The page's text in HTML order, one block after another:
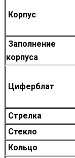
Корпус
Заполнение
корпуса
Циферблат
Стрелка
Стекло
Кольцо